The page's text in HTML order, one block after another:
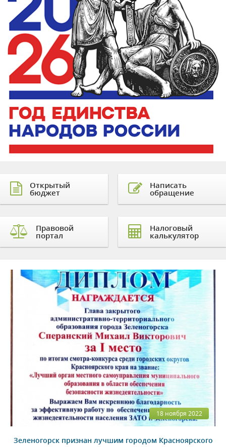
Открытый
бюджет
Правовой
портал
Написать
обращение
Налоговый
калькулятор
18 ноября 2022
Зеленогорск признан лучшим городом Красноярского